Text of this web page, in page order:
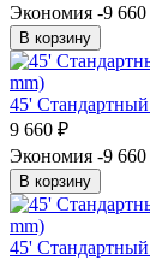
Экономия -9 660
В корзину
45'
9 660 ₽
Экономия -9 660
В корзину
45'